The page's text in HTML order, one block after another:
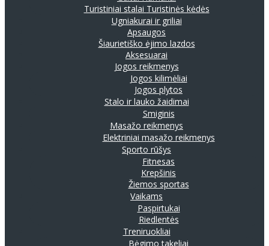
Turistiniai stalai Turistinės kėdės
Ugniakurai ir griliai
Apsaugos
Šiaurietiško ėjimo lazdos
Aksesuarai
Jogos reikmenys
Jogos kilimėliai
Jogos plytos
Stalo ir lauko žaidimai
Smiginis
Masažo reikmenys
Elektriniai masažo reikmenys
Sporto rūšys
Fitnesas
Krepšinis
Žiemos sportas
Vaikams
Paspirtukai
Riedlentės
Treniruokliai
Bėgimo takeliai